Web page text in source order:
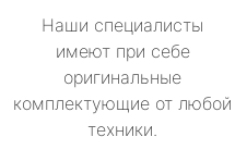
Наши специалисты
имеют при себе
оригинальные
комплектующие от любой
техники.